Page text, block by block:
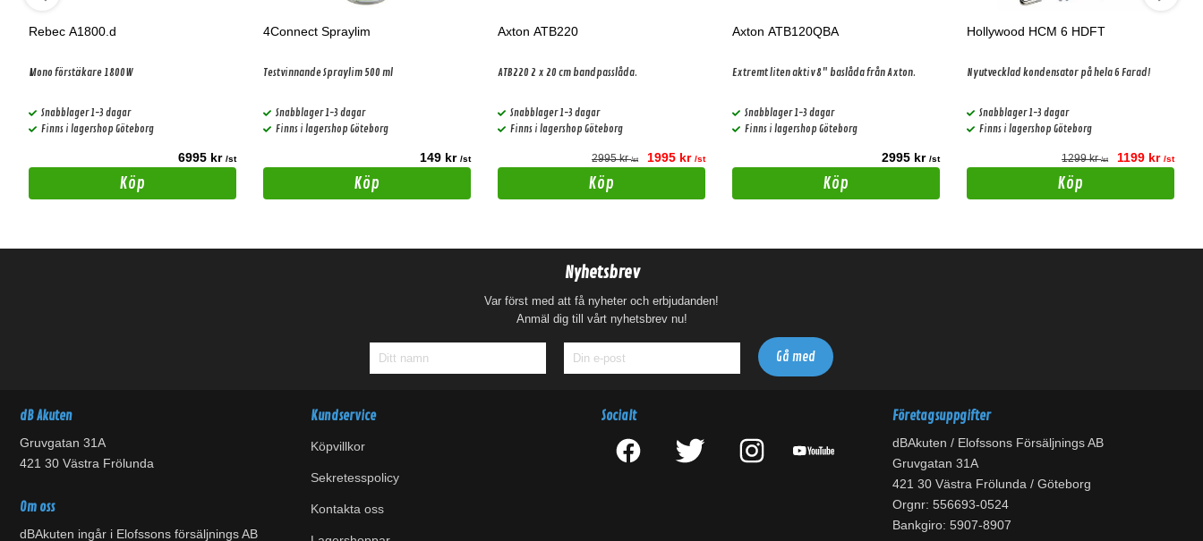
Rebec A1800.d
Mono förstäkare 1800W
Snabblager 1-3 dagar
Finns i lagershop Göteborg
6995 kr /st
Köp
4Connect Spraylim
Testvinnande Spraylim 500 ml
Snabblager 1-3 dagar
Finns i lagershop Göteborg
149 kr /st
Köp
Axton ATB220
ATB220 2 x 20 cm bandpasslåda.
Snabblager 1-3 dagar
Finns i lagershop Göteborg
2995 kr/st 1995 kr /st
Köp
Axton ATB120QBA
Extremt liten aktiv 8" baslåda från Axton.
Snabblager 1-3 dagar
Finns i lagershop Göteborg
2995 kr /st
Köp
Hollywood HCM 6 HDFT
Nyutvecklad kondensator på hela 6 Farad!
Snabblager 1-3 dagar
Finns i lagershop Göteborg
1299 kr/st 1199 kr /st
Köp
Nyhetsbrev
Var först med att få nyheter och erbjudanden!
Anmäl dig till vårt nyhetsbrev nu!
dB Akuten
Gruvgatan 31A
421 30 Västra Frölunda
Om oss
dBAkuten ingår i Elofssons försäljnings AB
Kundservice
Köpvillkor
Sekretesspolicy
Kontakta oss
Socialt Företagsuppgifter
dBAkuten / Elofssons Försäljnings AB
Gruvgatan 31A
421 30 Västra Frölunda / Göteborg
Orgnr: 556693-0524
Bankgiro: 5907-8907